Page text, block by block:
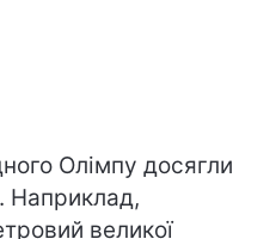
Олімпу досягли
Наприклад,
великої